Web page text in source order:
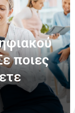
ποιες